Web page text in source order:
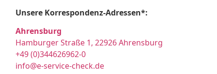
Unsere Korrespondenz-Adressen*:
Ahrensburg
Hamburger Straße 1, 22926 Ahrensburg
+49 (0)344626962-0
info@e-service-check.de